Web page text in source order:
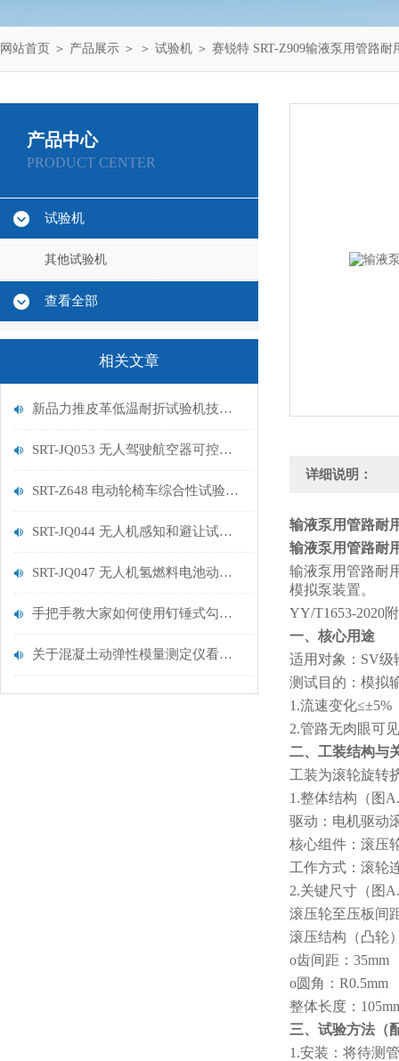
网站首页 ＞ 产品展示 ＞ ＞ 试验机 ＞ 赛锐特 SRT-Z909输液泵用管路
产品中心
PRODUCT CENTER
试验机
其他试验机
查看全部
相关文章
新品力推皮革低温耐折试验机技术讲解
SRT-JQ053 无人驾驶航空器可控性试验机的特点有哪些
SRT-Z648 电动轮椅车综合性试验机的简单介绍
SRT-JQ044 无人机感知和避让试验机的简单介绍
SRT-JQ047 无人机氢燃料电池动力系统试验机用途有哪些 符合标准
手把手教大家如何使用钉锤式勾丝性测试机
关于混凝土动弹性模量测定仪看这一篇就够了
详细说明：
输液泵用管路耐
输液泵用管路耐
输液泵用管路耐
模拟泵装置。
YY/T1653-2020
一、核心用途
适用对象：SV级
测试目的：模拟
1.流速变化≤±5%
2.管路无肉眼可
二、工装结构与
工装为滚轮旋转
1.整体结构（图
驱动：电机驱动
核心组件：滚压
工作方式：滚轮
2.关键尺寸（图
滚压轮至压板间
滚压结构（凸轮
o齿间距：35mm
o圆角：R0.5mm
整体长度：
三、试验方法（
1.安装：将待测